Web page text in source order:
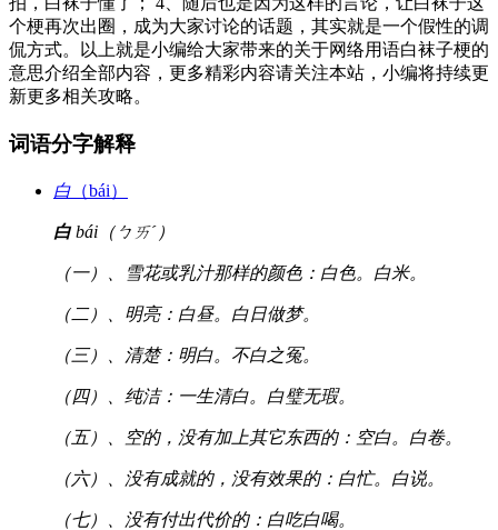
个梗再次出圈，成为大家讨论的话题，其实就是一个假性的调
侃方式。以上就是小编给大家带来的关于网络用语白袜子梗的
意思介绍全部内容，更多精彩内容请关注本站，小编将持续更
新更多相关攻略。
词语分字解释
白 （bái）
白bái（ㄅㄞˊ）
（一）、雪花或乳汁那样的颜色：白色。白米。
（二）、明亮：白昼。白日做梦。
（三）、清楚：明白。不白之冤。
（四）、纯洁：一生清白。白璧无瑕。
（五）、空的，没有加上其它东西的：空白。白卷。
（六）、没有成就的，没有效果的：白忙。白说。
（七）、没有付出代价的：白吃白喝。